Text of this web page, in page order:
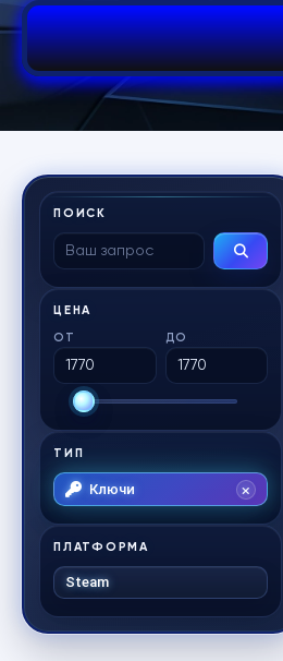
ПОИСК
ЦЕНА
ОТ ДО
ТИП
Ключи
ПЛАТФОРМА
Steam